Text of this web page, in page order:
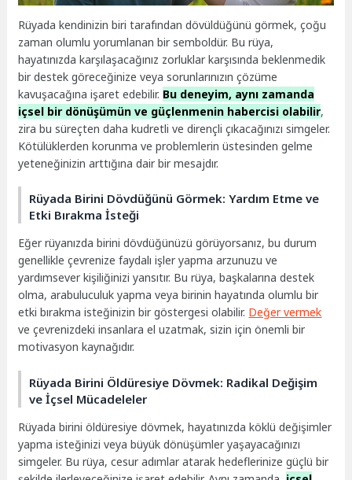
Rüyada kendinizin biri tarafından dövüldüğünü görmek, çoğu
zaman olumlu yorumlanan bir semboldür. Bu rüya,
hayatınızda karşılaşacağınız zorluklar karşısında beklenmedik
bir destek göreceğinize veya sorunlarınızın çözüme
kavuşacağına işaret edebilir. Bu deneyim, aynı zamanda
içsel bir dönüşümün ve güçlenmenin habercisi olabilir,
zira bu süreçten daha kudretli ve dirençli çıkacağınızı simgeler.
Kötülüklerden korunma ve problemlerin üstesinden gelme
yeteneğinizin arttığına dair bir mesajdır.
Rüyada Birini Dövdüğünü Görmek: Yardım Etme ve
Etki Bırakma İsteği
Eğer rüyanızda birini dövdüğünüzü görüyorsanız, bu durum
genellikle çevrenize faydalı işler yapma arzunuzu ve
yardımsever kişiliğinizi yansıtır. Bu rüya, başkalarına destek
olma, arabuluculuk yapma veya birinin hayatında olumlu bir
etki bırakma isteğinizin bir göstergesi olabilir. Değer vermek
ve çevrenizdeki insanlara el uzatmak, sizin için önemli bir
motivasyon kaynağıdır.
Rüyada Birini Öldüresiye Dövmek: Radikal Değişim
ve İçsel Mücadeleler
Rüyada birini öldüresiye dövmek, hayatınızda köklü değişimler
yapma isteğinizi veya büyük dönüşümler yaşayacağınızı
simgeler. Bu rüya, cesur adımlar atarak hedeflerinize güçlü bir